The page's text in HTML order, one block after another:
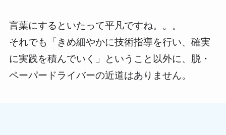
言葉にするといたって平凡ですね。。。
それでも「きめ細やかに技術指導を行い、確実
に実践を積んでいく」ということ以外に、脱・
ペーパードライバーの近道はありません。